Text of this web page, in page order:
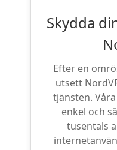
Skydda
Efter en
utsett
tjänsten.
enkel och
tusentals